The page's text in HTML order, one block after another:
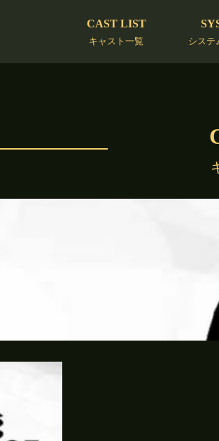
CAST LIST
キャスト一覧 システ